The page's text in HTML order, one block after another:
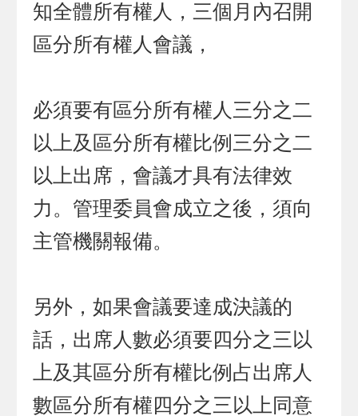
知全體所有權人，三個月內召開
區分所有權人會議，
必須要有區分所有權人三分之二
以上及區分所有權比例三分之二
以上出席，會議才具有法律效
力。管理委員會成立之後，須向
主管機關報備。
另外，如果會議要達成決議的
話，出席人數必須要四分之三以
上及其區分所有權比例占出席人
數區分所有權四分之三以上同意